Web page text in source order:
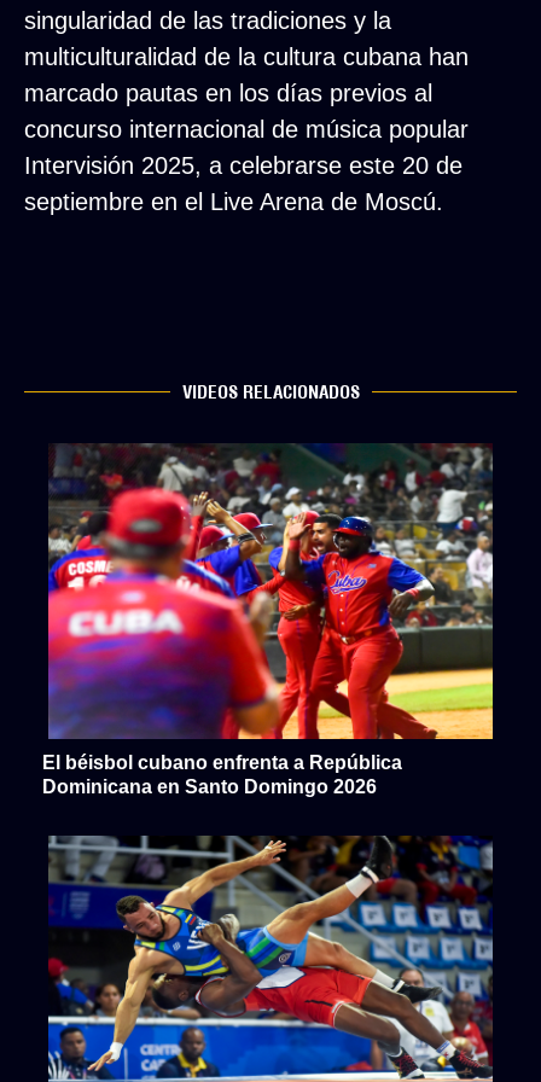
singularidad de las tradiciones y la
multiculturalidad de la cultura cubana han
marcado pautas en los días previos al
concurso internacional de música popular
Intervisión 2025, a celebrarse este 20 de
septiembre en el Live Arena de Moscú.
VIDEOS RELACIONADOS
El béisbol cubano enfrenta a República
Dominicana en Santo Domingo 2026